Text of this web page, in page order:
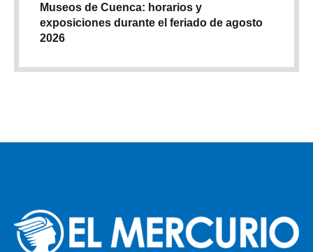
Museos de Cuenca: horarios y
exposiciones durante el feriado de agosto
2026